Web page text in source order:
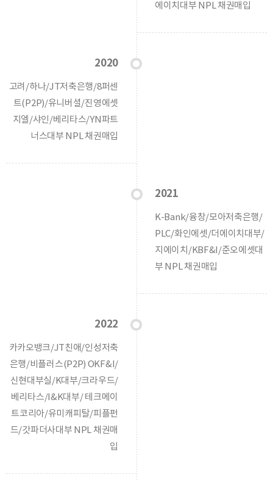
에이치대부 NPL 채권매입
2020
고려/하나/JT저축은행/8퍼센
트(P2P)/유니버셜/진영에셋
지엘/샤인/베리타스/YN파트
너스대부 NPL 채권매입
2021
K-Bank/융창/모아저축은행/
PLC/화인에셋/더에이치대부/
지에이치/KBF&I/준오에셋대
부 NPL 채권매입
2022
카카오뱅크/JT친애/인성저축
은행/비플러스(P2P) OKF&I/
신현대부실/K대부/크라우드/
베리타스/I&K대부/ 테크메이
트코리아/유미캐피탈/피플펀
드/갓파더사대부 NPL 채권매
입